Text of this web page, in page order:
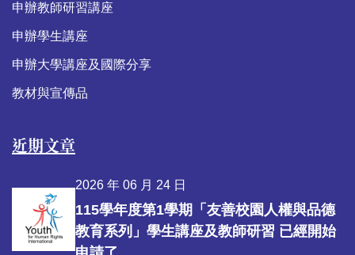
申辦教師研習講座
申辦學生講座
申辦大學講座及國際分享
教材與宣傳品
近期文章
2026 年 06 月 24 日
115學年度第1學期「友善校園人權與品德
教育系列」學生講座及教師研習 已經開始